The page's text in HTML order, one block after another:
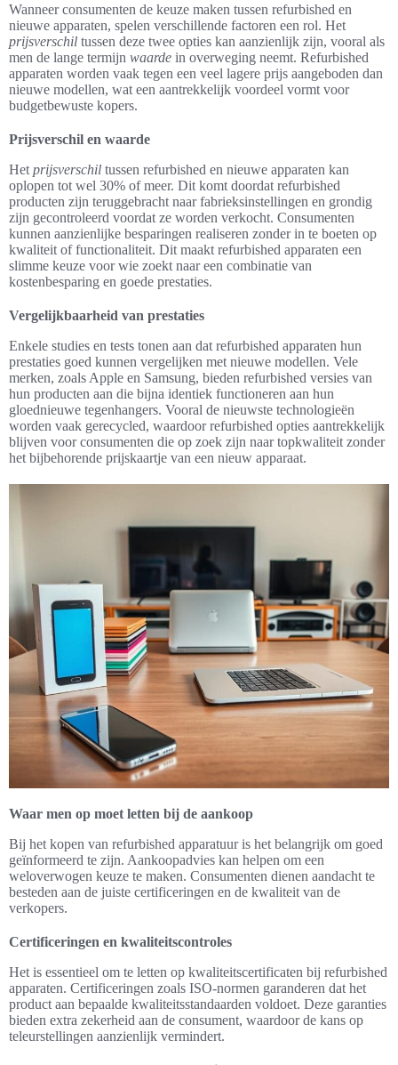
Wanneer consumenten de keuze maken tussen refurbished en
nieuwe apparaten, spelen verschillende factoren een rol. Het
prijsverschil tussen deze twee opties kan aanzienlijk zijn, vooral als
men de lange termijn waarde in overweging neemt. Refurbished
apparaten worden vaak tegen een veel lagere prijs aangeboden dan
nieuwe modellen, wat een aantrekkelijk voordeel vormt voor
budgetbewuste kopers.
Prijsverschil en waarde
Het prijsverschil tussen refurbished en nieuwe apparaten kan
oplopen tot wel 30% of meer. Dit komt doordat refurbished
producten zijn teruggebracht naar fabrieksinstellingen en grondig
zijn gecontroleerd voordat ze worden verkocht. Consumenten
kunnen aanzienlijke besparingen realiseren zonder in te boeten op
kwaliteit of functionaliteit. Dit maakt refurbished apparaten een
slimme keuze voor wie zoekt naar een combinatie van
kostenbesparing en goede prestaties.
Vergelijkbaarheid van prestaties
Enkele studies en tests tonen aan dat refurbished apparaten hun
prestaties goed kunnen vergelijken met nieuwe modellen. Vele
merken, zoals Apple en Samsung, bieden refurbished versies van
hun producten aan die bijna identiek functioneren aan hun
gloednieuwe tegenhangers. Vooral de nieuwste technologieën
worden vaak gerecycled, waardoor refurbished opties aantrekkelijk
blijven voor consumenten die op zoek zijn naar topkwaliteit zonder
het bijbehorende prijskaartje van een nieuw apparaat.
Waar men op moet letten bij de aankoop
Bij het kopen van refurbished apparatuur is het belangrijk om goed
geïnformeerd te zijn. Aankoopadvies kan helpen om een
weloverwogen keuze te maken. Consumenten dienen aandacht te
besteden aan de juiste certificeringen en de kwaliteit van de
verkopers.
Certificeringen en kwaliteitscontroles
Het is essentieel om te letten op kwaliteitscertificaten bij refurbished
apparaten. Certificeringen zoals ISO-normen garanderen dat het
product aan bepaalde kwaliteitsstandaarden voldoet. Deze garanties
bieden extra zekerheid aan de consument, waardoor de kans op
teleurstellingen aanzienlijk vermindert.